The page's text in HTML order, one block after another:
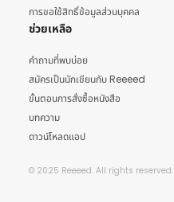
การขอใช้สิทธิ์ข้อมูลส่วนบุคคล
ช่วยเหลือ
คำถามที่พบบ่อย
สมัครเป็นนักเขียนกับ Reeeed
ขั้นตอนการสั่งซื้อหนังสือ
บทความ
ดาวน์โหลดแอป
© 2025 Reeeed. All rights reserved.